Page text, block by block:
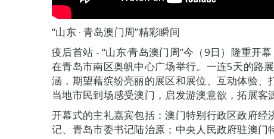
“山东 ‧ 青岛澳门周”精彩瞬间
疫后首站 - “山东‧青岛澳门周”今（9日）隆重开
在青岛市南区奥帆中心广场举行。一连5天的路
涵，期望藉缤纷亮丽的展区和展位、互动体验、
当地市民到场感受澳门，启发游澳意欲，拓展客
开幕式的主礼嘉宾包括：澳门特别行政区政府
记、青岛市委书记陆治原；中央人民政府驻澳门